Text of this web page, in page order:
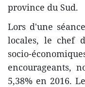
province du Sud.
Lors d'une
locales, le chef
socio-
encourageants,
5,38% en 2016.